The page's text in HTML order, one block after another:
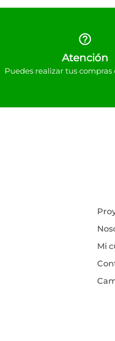
Atención
Puedes realizar tus
Mi